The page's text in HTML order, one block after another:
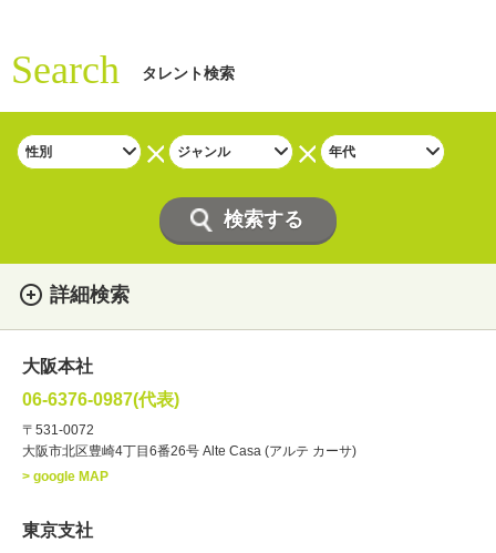
Search タレント検索
詳細検索
・性別
・ジャンル
ナレーター レポーター
大阪本社
06-6376-0987(代表)
〒531-0072
大阪市北区豊崎4丁目6番26号 Alte Casa (アルテ カーサ)
> google MAP
東京支社